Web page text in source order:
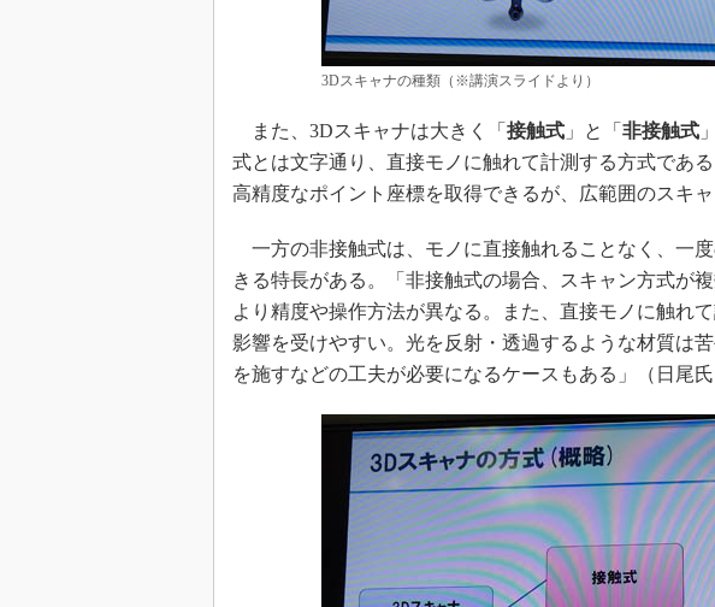
3Dスキャナの種類（※講演スライドより）
また、3Dスキャナは大きく「 接触式 」と「 非接触式
式とは文字通り、直接モノに触れて計測する方式であ
高精度なポイント座標を取得できるが、広範囲のスキ
一方の非接触式は、モノに直接触れることなく、一
きる特長がある。「非接触式の場合、スキャン方式が
より精度や操作方法が異なる。また、直接モノに触れ
影響を受けやすい。光を反射・透過するような材質は
を施すなどの工夫が必要になるケースもある」（日尾氏